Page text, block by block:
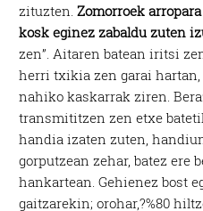
zituzten. Zomorroek
kosk eginez zabaldu zuten
zen”. Aitaren batean iritsi
herri txikia zen garai
nahiko kaskarrak ziren.
transmititzen zen etxe
handia izaten zuten,
gorputzean zehar, batez ere
hankartean. Gehienez bost
gaitzarekin; orohar,?%80